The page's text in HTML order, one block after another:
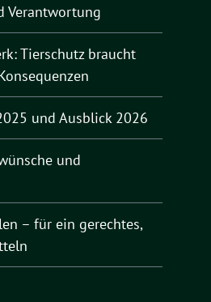
Verantwortung
Tierschutz braucht
und Ausblick 2026
und
– für ein gerechtes,